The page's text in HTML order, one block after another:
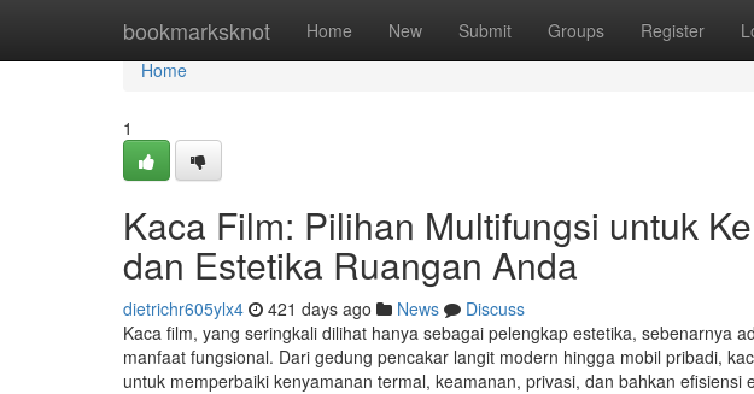
bookmarksknot Home New Submit Groups Register
Home
Home
1
Kaca Film: Pilihan Multifungsi untuk
dan Estetika Ruangan Anda
dietrichr605ylx4 421 days ago News
Discuss
Kaca film, yang seringkali dilihat hanya sebagai pelengkap estetika, sebenarnya
manfaat fungsional. Dari gedung pencakar langit modern hingga mobil pribadi,
untuk memperbaiki kenyamanan termal, keamanan, privasi, dan bahkan efisiensi